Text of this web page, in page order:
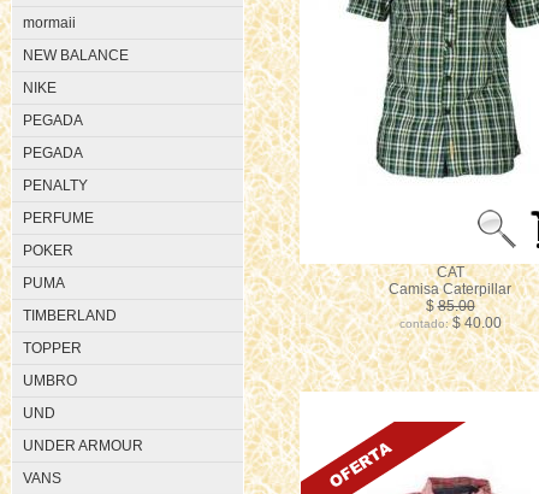
mormaii
NEW BALANCE
NIKE
PEGADA
PEGADA
PENALTY
PERFUME
POKER
PUMA
TIMBERLAND
TOPPER
UMBRO
UND
UNDER ARMOUR
VANS
CAT
Camisa Caterpillar
$85.00
contado:$ 40.00